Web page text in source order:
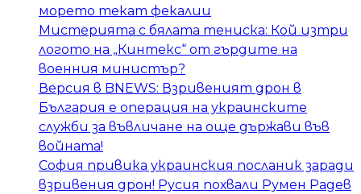
морето текат фекалии
Мистерията с бялата тениска: Кой изтри
логото на „Кинтекс“ от гърдите на
военния министър?
Версия в BNEWS: Взривеният дрон в
България е операция на украинските
служби за въвличане на още държави във
войната!
София привика украинския посланик заради
взривения дрон! Русия похвали Румен Радев